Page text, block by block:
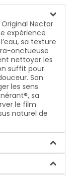
Nectar
expérience
sa texture
onctueuse
nettoyer les
suffit pour
Son
les sens.
sa
le film
naturel de